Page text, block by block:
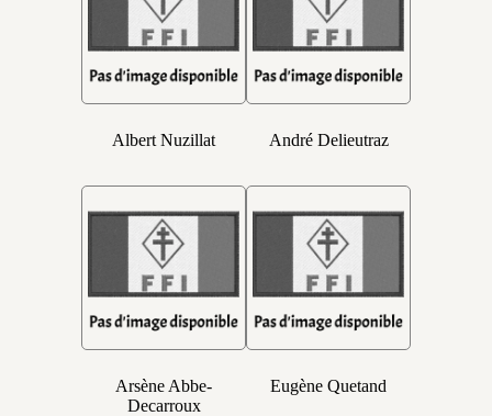
Albert Nuzillat André Delieutraz
Arsène Abbe-
Decarroux
Eugène Quetand